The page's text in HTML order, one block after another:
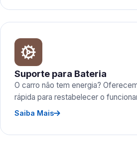
Suporte para Bateria
O carro não tem energia?
rápida para restabelecer o
Saiba Mais